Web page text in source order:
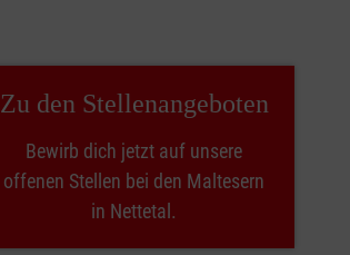
Zu den Stellenangeboten
Bewirb dich jetzt auf unsere
offenen Stellen bei den Maltesern
in Nettetal.